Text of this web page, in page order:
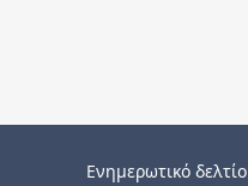
Ενημερωτικό δελτίο